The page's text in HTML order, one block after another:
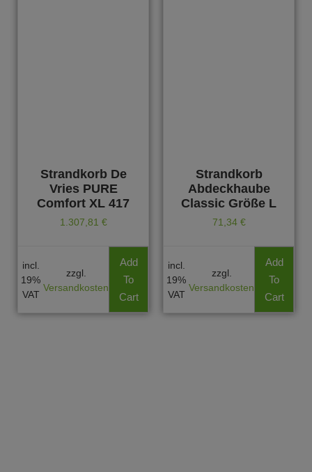
Strandkorb De
Vries PURE
Comfort XL 417
1.307,81 €
incl.
19%
VAT
zzgl.
Versandkosten
Add
To
Cart
Strandkorb
Abdeckhaube
Classic Größe L
71,34 €
incl.
19%
VAT
zzgl.
Versandkosten
Add
To
Cart